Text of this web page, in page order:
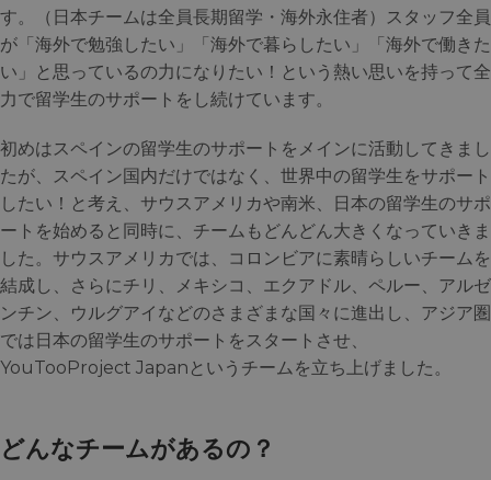
す。（日本チームは全員長期留学・海外永住者）スタッフ全員
が「海外で勉強したい」「海外で暮らしたい」「海外で働きた
い」と思っているの力になりたい！という熱い思いを持って全
力で留学生のサポートをし続けています。
初めはスペインの留学生のサポートをメインに活動してきまし
たが、スペイン国内だけではなく、世界中の留学生をサポート
したい！と考え、サウスアメリカや南米、日本の留学生のサポ
ートを始めると同時に、チームもどんどん大きくなっていきま
した。サウスアメリカでは、コロンビアに素晴らしいチームを
結成し、さらにチリ、メキシコ、エクアドル、ペルー、アルゼ
ンチン、ウルグアイなどのさまざまな国々に進出し、アジア圏
では日本の留学生のサポートをスタートさせ、
YouTooProject Japanというチームを立ち上げました。
どんなチームがあるの？